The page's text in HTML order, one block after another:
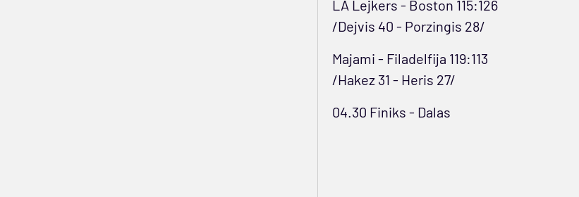
LA Lejkers - Boston 115:126
/Dejvis 40 - Porzingis 28/
Majami - Filadelfija 119:113
/Hakez 31 - Heris 27/
04.30 Finiks - Dalas